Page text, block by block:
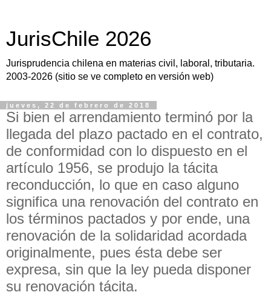
JurisChile 2026
Jurisprudencia chilena en materias civil, laboral, tributaria.
2003-2026 (sitio se ve completo en versión web)
jueves, 22 de febrero de 2018
Si bien el arrendamiento terminó por la
llegada del plazo pactado en el contrato,
de conformidad con lo dispuesto en el
artículo 1956, se produjo la tácita
reconducción, lo que en caso alguno
significa una renovación del contrato en
los términos pactados y por ende, una
renovación de la solidaridad acordada
originalmente, pues ésta debe ser
expresa, sin que la ley pueda disponer
su renovación tácita.